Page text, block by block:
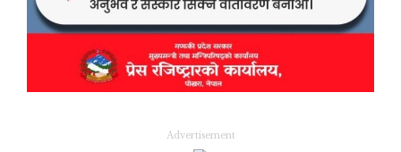
Advertisement